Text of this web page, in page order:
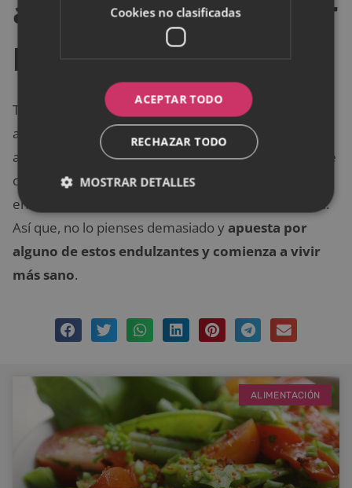
alternativas al azúcar
blanco
Tal como has podido observar, son múltiples las
alternativas que existen para reemplazar el uso de
azúcar blanco. Además, muchas de estas opciones se
caracterizan por ofrecerte una mayor capacidad
endulzante junto a grandes beneficios para tu salud.
Así que, no lo pienses demasiado y apuesta por
alguno de estos endulzantes y comienza a vivir
más sano.
ALIMENTACIÓN
Cookies no clasificadas
ACEPTAR TODO
RECHAZAR TODO
MOSTRAR DETALLES